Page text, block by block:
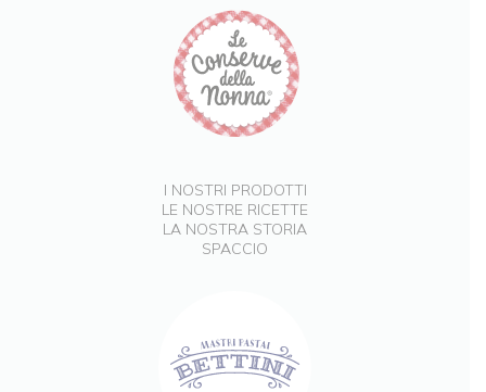
I NOSTRI PRODOTTI
LE NOSTRE RICETTE
LA NOSTRA STORIA
SPACCIO